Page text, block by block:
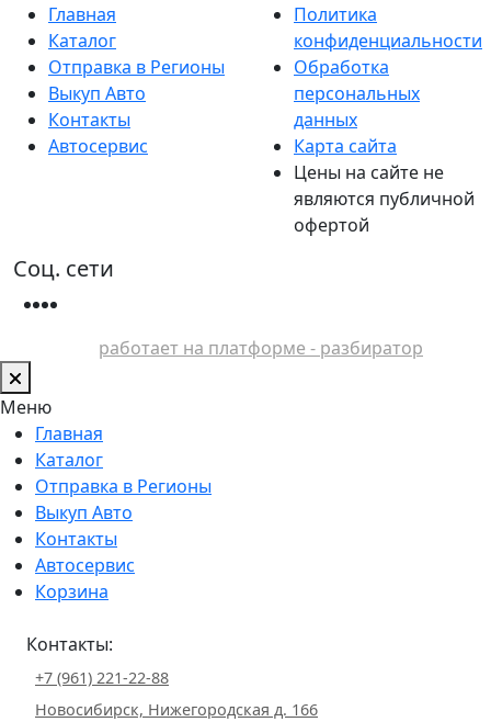
Главная
Каталог
Отправка в Регионы
Выкуп Авто
Контакты
Автосервис
Политика
конфиденциальности
Обработка
персональных
данных
Карта сайта
Цены на сайте не
являются публичной
офертой
Соц. сети
работает на платформе - разбиратор
Меню
Главная
Каталог
Отправка в Регионы
Выкуп Авто
Контакты
Автосервис
Корзина
Контакты:
+7 (961) 221-22-88
Новосибирск, Нижегородская д. 166